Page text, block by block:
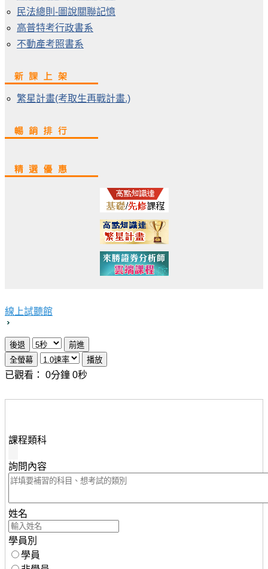
民法總則-圖說關聯記憶
高普特考行政書系
不動產考照書系
繁星計畫(考取生再戰計畫.)
線上試聽館
已觀看： 0分鐘 0秒
課程類科
詢問內容
姓名
學員別
學員